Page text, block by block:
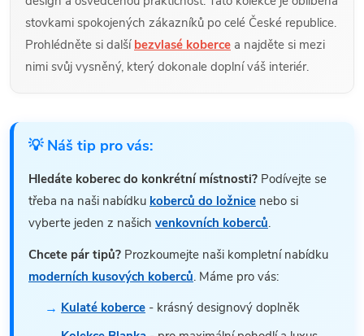
stovkami spokojených zákazníků po celé České republice.
Prohlédněte si další bezvlasé koberce a najděte si mezi
nimi svůj vysněný, který dokonale doplní váš interiér.
💡 Náš tip pro vás:
Hledáte koberec do konkrétní místnosti? Podívejte se
třeba na naši nabídku koberců do ložnice nebo si
vyberte jeden z našich venkovních koberců.
Chcete pár tipů? Prozkoumejte naši kompletní nabídku
moderních kusových koberců. Máme pro vás:
Kulaté koberce - krásný designový doplněk